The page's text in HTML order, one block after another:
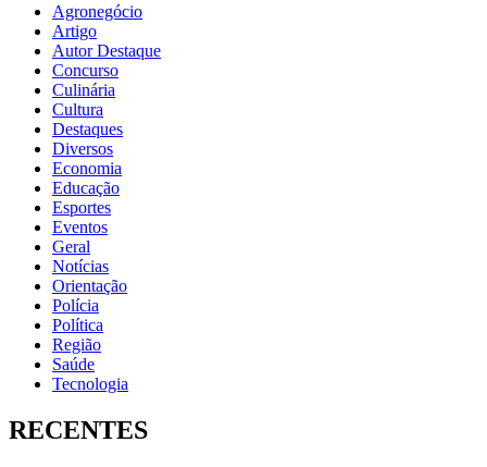
Agronegócio
Artigo
Autor Destaque
Concurso
Culinária
Cultura
Destaques
Diversos
Economia
Educação
Esportes
Eventos
Geral
Notícias
Orientação
Polícia
Política
Região
Saúde
Tecnologia
RECENTES